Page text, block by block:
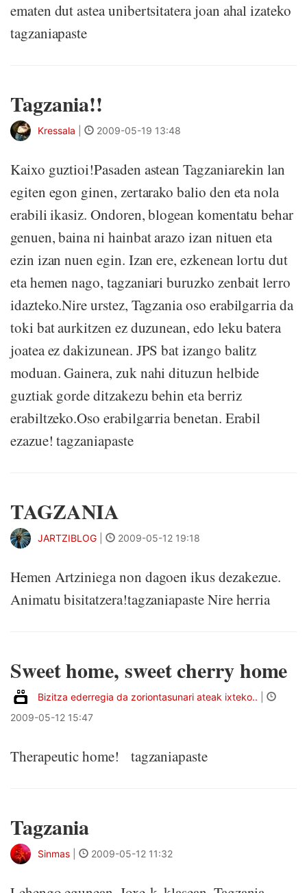
ematen dut astea unibertsitatera joan ahal izateko
tagzaniapaste
Tagzania!!
Kressala 2009-05-19 13:48
Kaixo guztioi!Pasaden astean Tagzaniarekin lan
egiten egon ginen, zertarako balio den eta nola
erabili ikasiz. Ondoren, blogean komentatu behar
genuen, baina ni hainbat arazo izan nituen eta
ezin izan nuen egin. Izan ere, ezkenean lortu dut
eta hemen nago, tagzaniari buruzko zenbait lerro
idazteko.Nire urstez, Tagzania oso erabilgarria da
toki bat aurkitzen ez duzunean, edo leku batera
joatea ez dakizunean. JPS bat izango balitz
moduan. Gainera, zuk nahi dituzun helbide
guztiak gorde ditzakezu behin eta berriz
erabiltzeko.Oso erabilgarria benetan. Erabil
ezazue! tagzaniapaste
TAGZANIA
JARTZIBLOG 2009-05-12 19:18
Hemen Artziniega non dagoen ikus dezakezue.
Animatu bisitatzera!tagzaniapaste Nire herria
Sweet home, sweet cherry home
Bizitza ederregia da zoriontasunari ateak ixteko..
2009-05-12 15:47
Therapeutic home! tagzaniapaste
Tagzania
Sinmas 2009-05-12 11:32